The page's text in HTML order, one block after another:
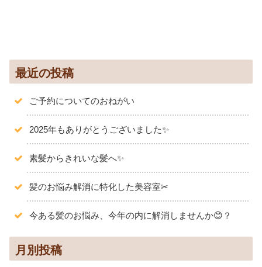
最近の投稿
ご予約についてのおねがい
2025年もありがとうございました✨️
素髪からきれいな髪へ✨
髪のお悩み解消に特化した美容室✂
今ある髪のお悩み、今年の内に解消しませんか😊？
月別投稿